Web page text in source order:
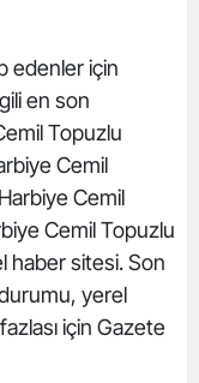
edenler için
en son
Topuzlu
Cemil
Cemil
Cemil Topuzlu
haber sitesi. Son
yerel
için Gazete